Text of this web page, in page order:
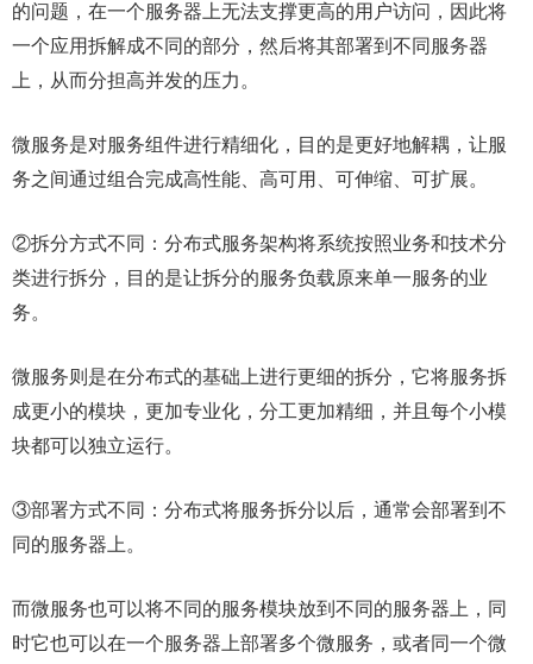
的问题，在一个服务器上无法支撑更高的用户访问，因此将
一个应用拆解成不同的部分，然后将其部署到不同服务器
上，从而分担高并发的压力。
微服务是对服务组件进行精细化，目的是更好地解耦，让服
务之间通过组合完成高性能、高可用、可伸缩、可扩展。
②拆分方式不同：分布式服务架构将系统按照业务和技术分
类进行拆分，目的是让拆分的服务负载原来单一服务的业
务。
微服务则是在分布式的基础上进行更细的拆分，它将服务拆
成更小的模块，更加专业化，分工更加精细，并且每个小模
块都可以独立运行。
③部署方式不同：分布式将服务拆分以后，通常会部署到不
同的服务器上。
而微服务也可以将不同的服务模块放到不同的服务器上，同
时它也可以在一个服务器上部署多个微服务，或者同一个微